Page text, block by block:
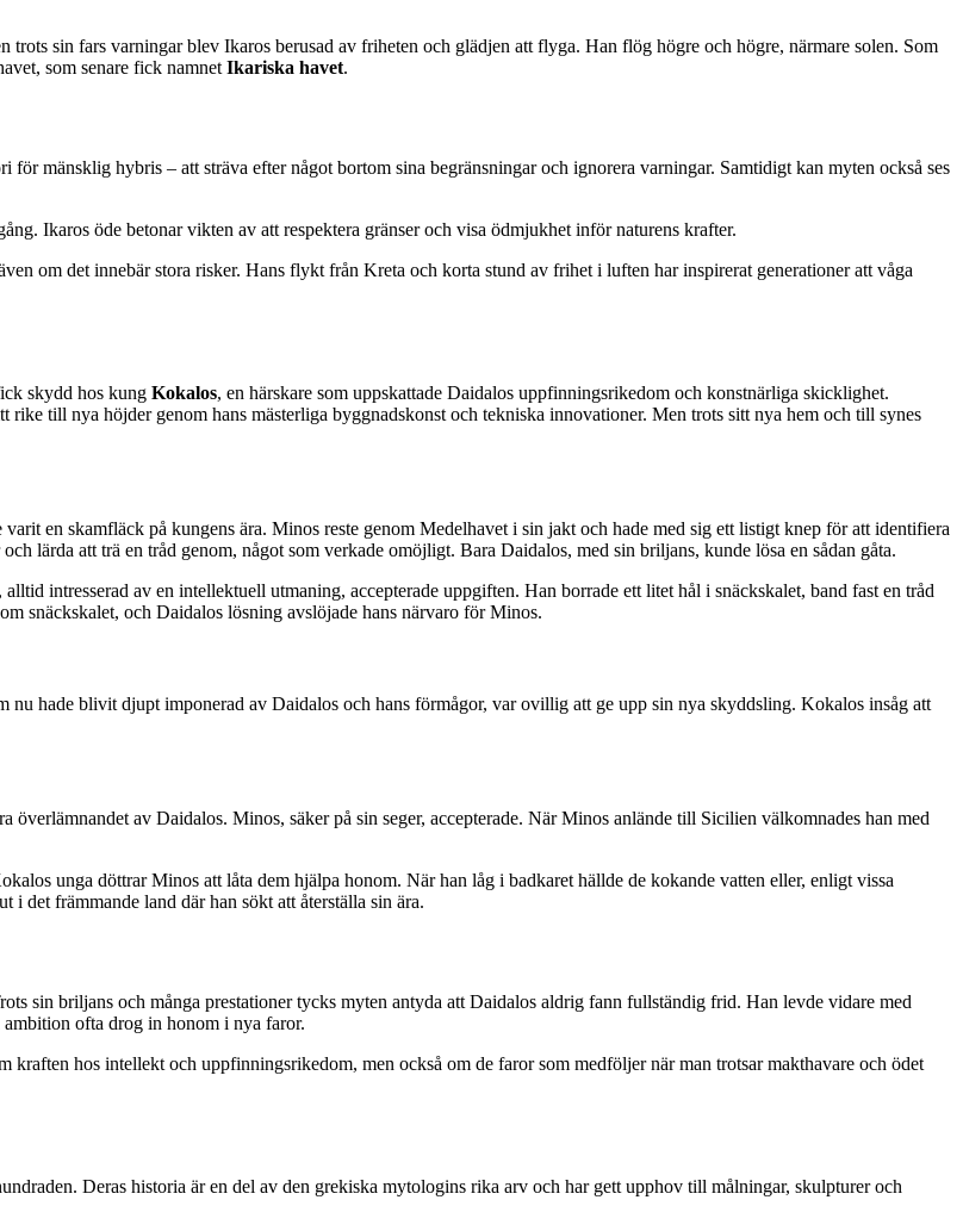
sin fars varningar blev Ikaros berusad av friheten och glädjen att flyga. Han flög högre och högre, närmare solen. Som
som senare fick namnet Ikariska havet.
mänsklig hybris – att sträva efter något bortom sina begränsningar och ignorera varningar. Samtidigt kan myten också ses
Ikaros öde betonar vikten av att respektera gränser och visa ödmjukhet inför naturens krafter.
om det innebär stora risker. Hans flykt från Kreta och korta stund av frihet i luften har inspirerat generationer att våga
skydd hos kung Kokalos, en härskare som uppskattade Daidalos uppfinningsrikedom och konstnärliga skicklighet.
till nya höjder genom hans mästerliga byggnadskonst och tekniska innovationer. Men trots sitt nya hem och till synes
en skamfläck på kungens ära. Minos reste genom Medelhavet i sin jakt och hade med sig ett listigt knep för att identifiera
lärda att trä en tråd genom, något som verkade omöjligt. Bara Daidalos, med sin briljans, kunde lösa en sådan gåta.
intresserad av en intellektuell utmaning, accepterade uppgiften. Han borrade ett litet hål i snäckskalet, band fast en tråd
snäckskalet, och Daidalos lösning avslöjade hans närvaro för Minos.
hade blivit djupt imponerad av Daidalos och hans förmågor, var ovillig att ge upp sin nya skyddsling. Kokalos insåg att
av Daidalos. Minos, säker på sin seger, accepterade. När Minos anlände till Sicilien välkomnades han med
unga döttrar Minos att låta dem hjälpa honom. När han låg i badkaret hällde de kokande vatten eller, enligt vissa
det främmande land där han sökt att återställa sin ära.
sin briljans och många prestationer tycks myten antyda att Daidalos aldrig fann fullständig frid. Han levde vidare med
ambition ofta drog in honom i nya faror.
hos intellekt och uppfinningsrikedom, men också om de faror som medföljer när man trotsar makthavare och ödet
Deras historia är en del av den grekiska mytologins rika arv och har gett upphov till målningar, skulpturer och